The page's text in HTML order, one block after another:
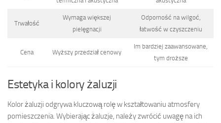
Trwałość
Wymaga większej
pielęgnacji
Odporność na wilgoć,
łatwość w czyszczeniu
Cena Wyższy przedział cenowy
Im bardziej zaawansowane,
tym droższe
Estetyka i kolory żaluzji
Kolor żaluzji odgrywa kluczową rolę w kształtowaniu atmosfery
pomieszczenia. Wybierając żaluzje, należy zwrócić uwagę na ich